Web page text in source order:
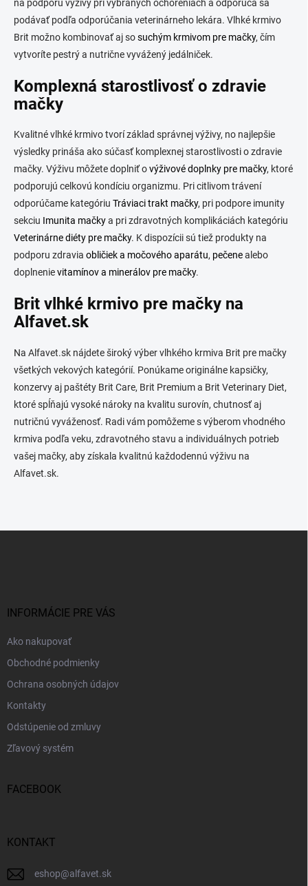
na podporu výživy pri vybraných ochoreniach a odporúča sa
podávať podľa odporúčania veterinárneho lekára. Vlhké krmivo
Brit možno kombinovať aj sosuchým krmivom pre mačky, čím
vytvoríte pestrý a nutrične vyvážený jedálniček.
Komplexná starostlivosť o zdravie
mačky
Kvalitné vlhké krmivo tvorí základ správnej výživy, no najlepšie
výsledky prináša ako súčasť komplexnej starostlivosti o zdravie
mačky. Výživu môžete doplniť ovýživové doplnky pre mačky, ktoré
podporujú celkovú kondíciu organizmu. Pri citlivom trávení
odporúčame kategóriu Tráviaci trakt mačky, pri podpore imunity
sekciu Imunita mačkya pri zdravotných komplikáciách kategóriu
Veterinárne diéty pre mačky. K dispozícii sú tiež produkty na
podporu zdravia obličiek a močového aparátu, pečenealebo
doplnenievitamínov a minerálov pre mačky.
Brit vlhké krmivo pre mačky na
Alfavet.sk
Na Alfavet.sk nájdete široký výber vlhkého krmiva Brit pre mačky
všetkých vekových kategórií. Ponúkame originálne kapsičky,
konzervy aj paštéty Brit Care, Brit Premium a Brit Veterinary Diet,
ktoré spĺňajú vysoké nároky na kvalitu surovín, chutnosť aj
nutričnú vyváženosť. Radi vám pomôžeme s výberom vhodného
krmiva podľa veku, zdravotného stavu a individuálnych potrieb
vašej mačky, aby získala kvalitnú každodennú výživu na
Alfavet.sk.
INFORMÁCIE PRE VÁS
Ako nakupovať
Obchodné podmienky
Ochrana osobných údajov
Kontakty
Odstúpenie od zmluvy
Zľavový systém
FACEBOOK
KONTAKT
eshop@alfavet.sk